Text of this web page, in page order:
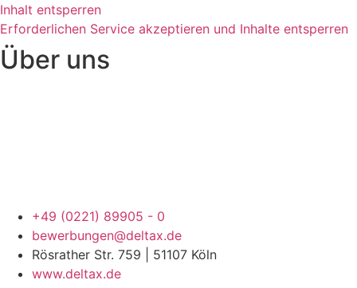
Inhalt entsperren
Erforderlichen Service akzeptieren und Inhalte entsperren
Über uns
+49 (0221) 89905 - 0
bewerbungen@deltax.de
Rösrather Str. 759 | 51107 Köln
www.deltax.de